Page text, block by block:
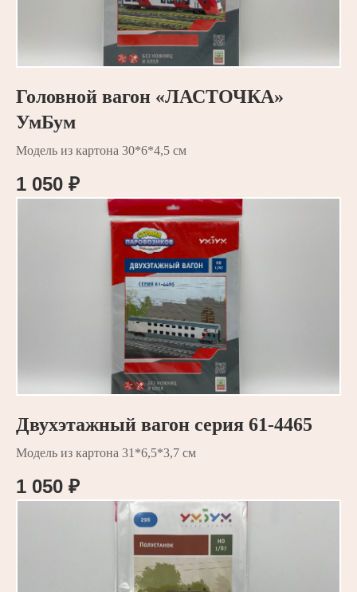
Головной вагон «ЛАСТОЧКА»
УмБум
Модель из картона 30*6*4,5 см
1 050 ₽
Двухэтажный вагон серия 61-4465
Модель из картона 31*6,5*3,7 см
1 050 ₽